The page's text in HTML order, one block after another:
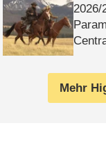
2026/​
Mehr